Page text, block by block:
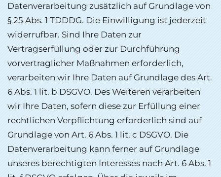
Datenverarbeitung zusätzlich auf Grundlage von
§ 25 Abs. 1 TDDDG. Die Einwilligung ist jederzeit
widerrufbar. Sind Ihre Daten zur
Vertragserfüllung oder zur Durchführung
vorvertraglicher Maßnahmen erforderlich,
verarbeiten wir Ihre Daten auf Grundlage des Art.
6 Abs. 1 lit. b DSGVO. Des Weiteren verarbeiten
wir Ihre Daten, sofern diese zur Erfüllung einer
rechtlichen Verpflichtung erforderlich sind auf
Grundlage von Art. 6 Abs. 1 lit. c DSGVO. Die
Datenverarbeitung kann ferner auf Grundlage
unseres berechtigten Interesses nach Art. 6 Abs. 1